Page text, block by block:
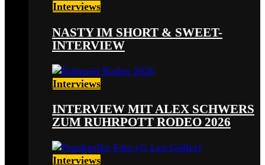
Interviews
NASTY IM SHORT & SWEET-
INTERVIEW
Interviews
INTERVIEW MIT ALEX SCHWERS
ZUM RUHRPOTT RODEO 2026
Interviews